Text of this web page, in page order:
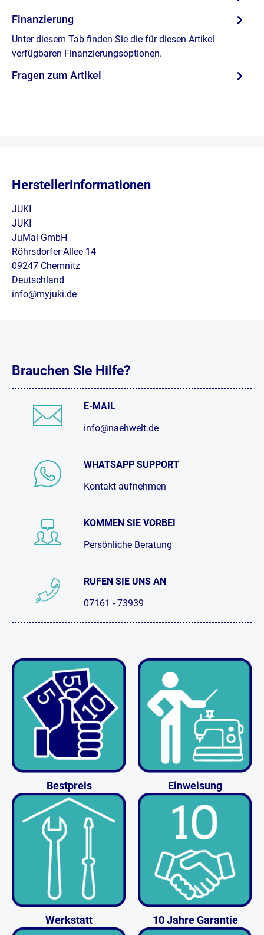
Finanzierung
Unter diesem Tab finden Sie die für diesen Artikel
verfügbaren Finanzierungsoptionen.
Fragen zum Artikel
Herstellerinformationen
JUKI
JUKI
JuMai GmbH
Röhrsdorfer Allee 14
09247 Chemnitz
Deutschland
info@myjuki.de
Brauchen Sie Hilfe?
E-MAIL
info@naehwelt.de
WHATSAPP SUPPORT
Kontakt aufnehmen
KOMMEN SIE VORBEI
Persönliche Beratung
RUFEN SIE UNS AN
07161 - 73939
Bestpreis Einweisung
Werkstatt 10 Jahre Garantie